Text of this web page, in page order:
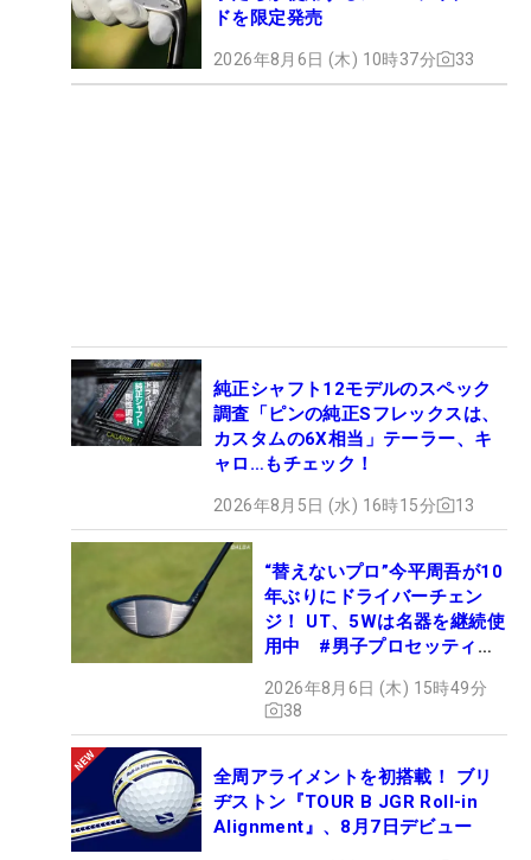
ドを限定発売
2026年8月6日 (木) 10時37分 33
純正シャフト12モデルのスペック
調査「ピンの純正Sフレックスは、
カスタムの6X相当」テーラー、キ
ャロ…もチェック！
2026年8月5日 (水) 16時15分 13
“替えないプロ”今平周吾が10
年ぶりにドライバーチェン
ジ！ UT、5Wは名器を継続使
用中 #男子プロセッティン
2026年8月6日 (木) 15時49分
38
全周アライメントを初搭載！ ブリ
ヂストン『TOUR B JGR Roll-in
Alignment』、8月7日デビュー